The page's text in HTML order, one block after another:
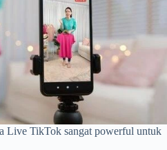
Live TikTok sangat powerful untuk